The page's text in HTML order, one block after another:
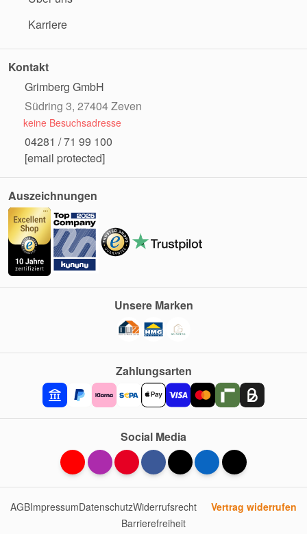
Karriere
Kontakt
Grimberg GmbH
Südring 3, 27404 Zeven
keine Besuchsadresse
04281 / 71 99 100
[email protected]
Auszeichnungen
Zahlungsarten
Unsere Marken
Social Media
AGBImpressumDatenschutzWiderrufsrecht
Vertrag widerrufen
Barrierefreiheit